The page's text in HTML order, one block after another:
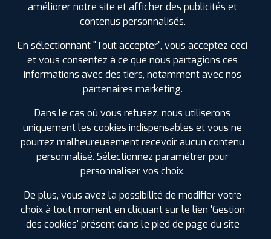
améliorer notre site et afficher des publicités et
contenus personnalisés.
En sélectionnant "Tout accepter", vous acceptez ceci
et vous consentez à ce que nous partagions ces
informations avec des tiers, notamment avec nos
partenaires marketing.
Dans le cas où vous refusez, nous utiliserons
uniquement les cookies indispensables et vous ne
pourrez malheureusement recevoir aucun contenu
personnalisé. Sélectionnez paramétrer pour
personnaliser vos choix.
De plus, vous avez la possibilité de modifier votre
choix à tout moment en cliquant sur le lien 'Gestion
des cookies' présent dans le pied de page du site